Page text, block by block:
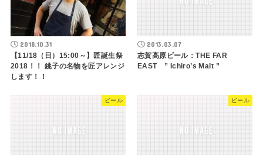
2018.10.31
【11/18（日）15:00～】匠誕生祭
2018！！ 銚子の名物を匠アレンジ
します！！
2013.03.07
志賀高原ビール：THE FAR
EAST ” Ichiro’s Malt ”
ビール ビール